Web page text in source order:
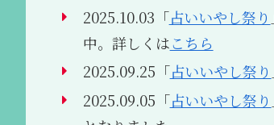
2025.10.03「占いいやし祭り
中。詳しくはこちら
2025.09.25「占いいやし祭り
2025.09.05「占いいやし祭り